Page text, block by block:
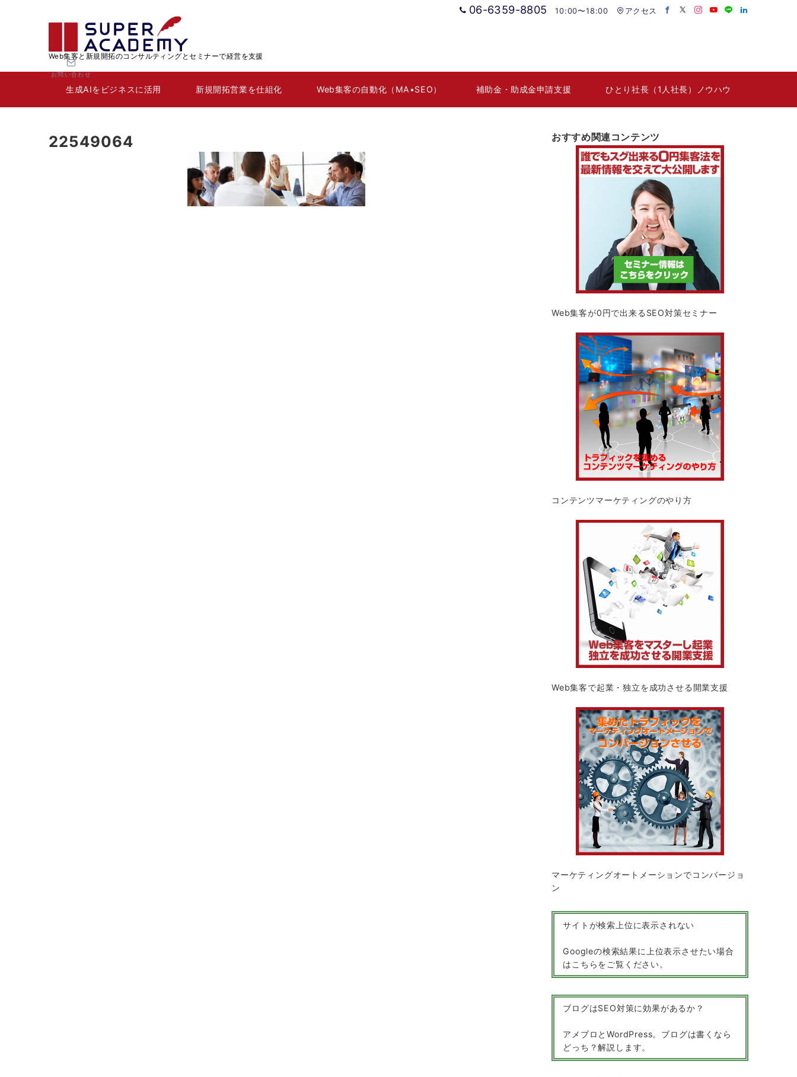
06-6359-8805 10:00〜18:00 アクセス
Web集客と新規開拓のコンサルティングとセミナーで経営を支援
お問い合わせ
生成AIをビジネスに活用 新規開拓営業を仕組化 Web集客の自動化（MA•SEO） 補助金・助成金申請支援 ひとり社長（1人社長）ノウハウ
22549064 おすすめ関連コンテンツ
Web集客が0円で出来るSEO対策セミナー
コンテンツマーケティングのやり方
Web集客で起業・独立を成功させる開業支援
マーケティングオートメーションでコンバージョ
ン
サイトが検索上位に表示されない
Googleの検索結果に上位表示させたい場合
はこちらをご覧ください。
ブログはSEO対策に効果があるか？
アメブロとWordPress。ブログは書くなら
どっち？解説します。